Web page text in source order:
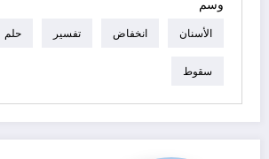
وسم
الأسنان انخفاض تفسير حلم
سقوط